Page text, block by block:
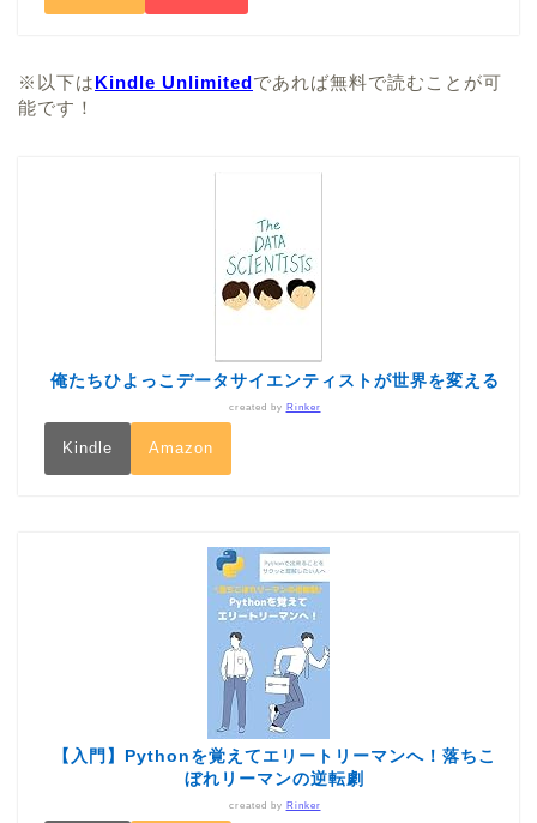
※以下はKindle Unlimitedであれば無料で読むことが可
能です！
俺たちひよっこデータサイエンティストが世界を変える
created by Rinker
Kindle Amazon
【入門】Pythonを覚えてエリートリーマンへ！落ちこ
ぼれリーマンの逆転劇
created by Rinker